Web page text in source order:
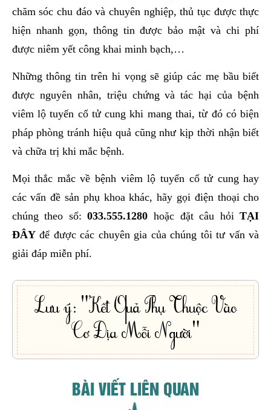
chăm sóc chu đáo và chuyên nghiệp, thủ tục được thực
hiện nhanh gọn, thông tin được bảo mật và chi phí
được niêm yết công khai minh bạch,…
Những thông tin trên hi vọng sẽ giúp các mẹ bầu biết
được nguyên nhân, triệu chứng và tác hại của bệnh
viêm lộ tuyến cổ tử cung khi mang thai, từ đó có biện
pháp phòng tránh hiệu quả cũng như kịp thời nhận biết
và chữa trị khi mắc bệnh.
Mọi thắc mắc về bệnh viêm lộ tuyến cổ tử cung hay
các vấn đề sản phụ khoa khác, hãy gọi điện thoại cho
chúng theo số:033.555.1280 hoặc đặt câu hỏiTẠI
ĐÂYđể được các chuyên gia của chúng tôi tư vấn và
giải đáp miễn phí.
Lưu ý: "Kết Quả Phụ Thuộc Vào
Cơ Địa Mỗi Người"
BÀI VIẾT LIÊN QUAN